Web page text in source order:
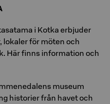
i Kotka erbjuder
för möten och
Här finns information och
museum
historier från havet och